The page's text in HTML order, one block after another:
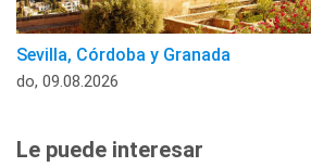
Sevilla, Córdoba y Granada
do, 09.08.2026
Le puede interesar